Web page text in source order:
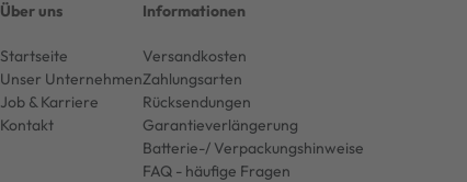
Über uns
Startseite
Unser Unternehmen
Job & Karriere
Kontakt
Informationen
Versandkosten
Zahlungsarten
Rücksendungen
Garantieverlängerung
Batterie-/ Verpackungshinweise
FAQ - häufige Fragen